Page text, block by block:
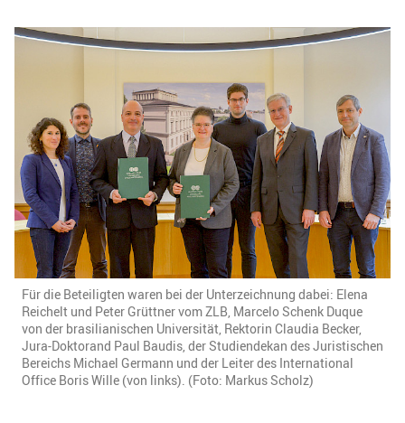
Für die Beteiligten waren bei der Unterzeichnung dabei: Elena
Reichelt und Peter Grüttner vom ZLB, Marcelo Schenk Duque
von der brasilianischen Universität, Rektorin Claudia Becker,
Jura-Doktorand Paul Baudis, der Studiendekan des Juristischen
Bereichs Michael Germann und der Leiter des International
Office Boris Wille (von links). (Foto: Markus Scholz)